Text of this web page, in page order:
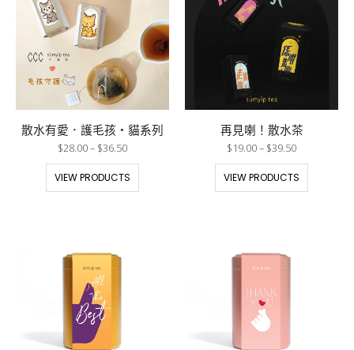
散水有愛．護毛孩・貓系列
$28.00– $36.50
VIEW PRODUCTS
再見喇！散水茶
$19.00– $39.50
VIEW PRODUCTS